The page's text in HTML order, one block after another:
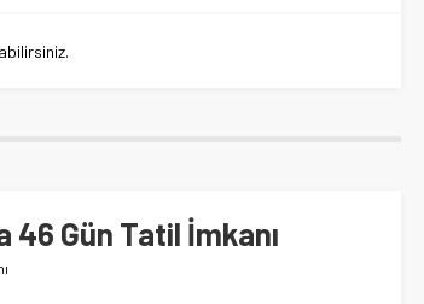
46 Gün Tatil İmkanı